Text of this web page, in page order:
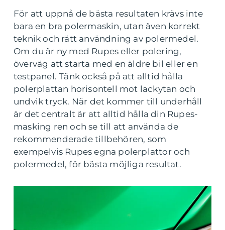
För att uppnå de bästa resultaten krävs inte
bara en bra polermaskin, utan även korrekt
teknik och rätt användning av polermedel.
Om du är ny med Rupes eller polering,
överväg att starta med en äldre bil eller en
testpanel. Tänk också på att alltid hålla
polerplattan horisontell mot lackytan och
undvik tryck. När det kommer till underhåll
är det centralt är att alltid hålla din Rupes-
masking ren och se till att använda de
rekommenderade tillbehören, som
exempelvis Rupes egna polerplattor och
polermedel, för bästa möjliga resultat.